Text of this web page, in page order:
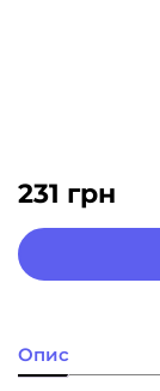
231 грн
Опис